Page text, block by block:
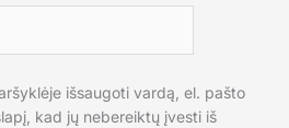
išsaugoti vardą, el. pašto
kad jų nebereiktų įvesti iš